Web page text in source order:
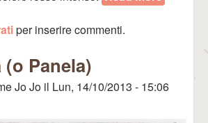
per inserire commenti.
Panela)
Jo Jo il Lun, 14/10/2013 - 15:06